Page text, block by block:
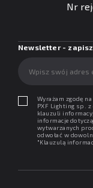
Nr
Newsletter -
Wyrażam zgodę
PXF Lighting sp.
klauzuli
informacje
wytwarzanych
odwołać w
"Klauzulą